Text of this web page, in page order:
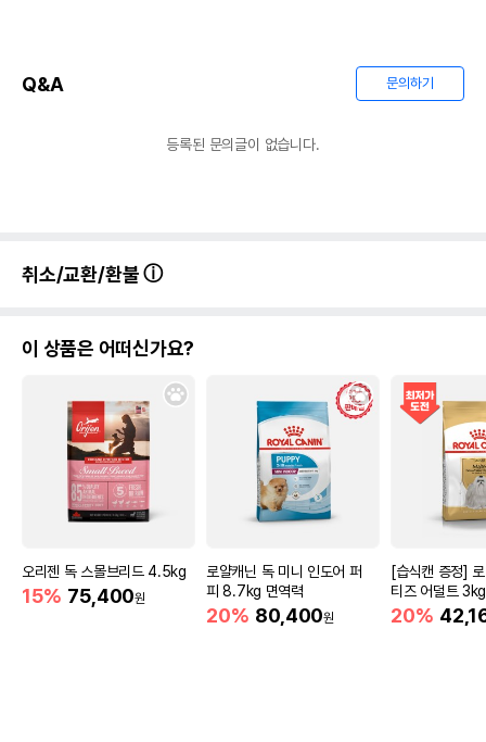
Q&A 문의하기
등록된 문의글이 없습니다.
취소/교환/환불
이 상품은 어떠신가요?
오리젠 독 스몰브리드 4.5kg
15% 75,400원
로얄캐닌 독 미니 인도어 퍼
피 8.7kg 면역력
20% 80,400원
[습식캔 증정]
티즈 어덜트
20%